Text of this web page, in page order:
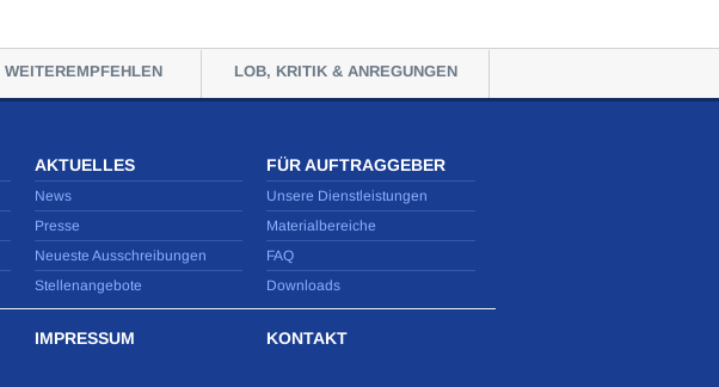
LOB, KRITIK & ANREGUNGEN
AKTUELLES
News
Presse
Neueste Ausschreibungen
Stellenangebote
FÜR AUFTRAGGEBER
Unsere Dienstleistungen
Materialbereiche
FAQ
Downloads
IMPRESSUM KONTAKT